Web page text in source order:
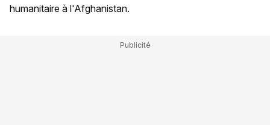
humanitaire à l'Afghanistan.